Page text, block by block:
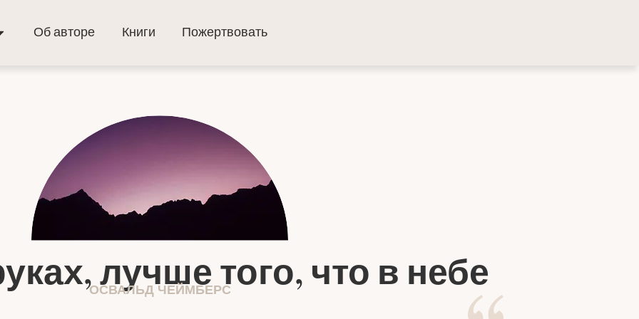
Об авторе Книги Пожертвовать
лучше того, что в небе
ОСВАЛЬД ЧЕЙМБЕРС